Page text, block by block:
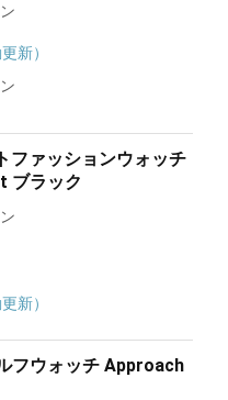
新）
ファッションウォッチ
ブラック
新）
フウォッチ Approach